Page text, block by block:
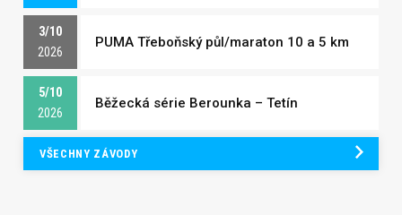
3/10
2026
PUMA Třeboňský půl/maraton 10 a 5 km
5/10
2026
Běžecká série Berounka – Tetín
VŠECHNY ZÁVODY